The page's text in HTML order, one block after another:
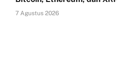
7 Agustus 2026